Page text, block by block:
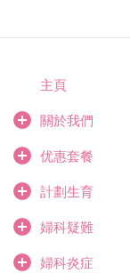
主頁
關於我們
优惠套餐
計劃生育
婦科疑難
婦科炎症